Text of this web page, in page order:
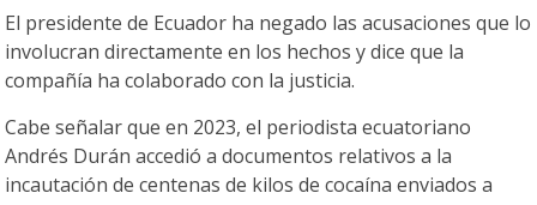
El presidente de Ecuador ha negado las acusaciones que lo
involucran directamente en los hechos y dice que la
compañía ha colaborado con la justicia.
Cabe señalar que en 2023, el periodista ecuatoriano
Andrés Durán accedió a documentos relativos a la
incautación de centenas de kilos de cocaína enviados a